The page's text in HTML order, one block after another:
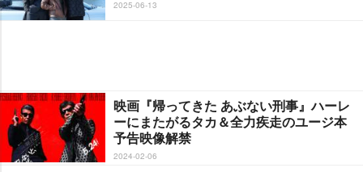
2025-06-13
映画『帰ってきた あぶない刑事』ハーレ
ーにまたがるタカ＆全力疾走のユージ本
予告映像解禁
2024-02-06